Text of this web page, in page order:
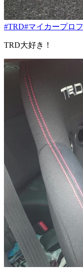
#TRD#マイカープロフ
TRD大好き！